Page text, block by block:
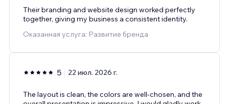
Their branding and website design worked perfectly
together, giving my business a consistent identity.
Оказанная услуга: Развитие бренда
5 22 июл. 2026 г.
The layout is clean, the colors are well-chosen, and the